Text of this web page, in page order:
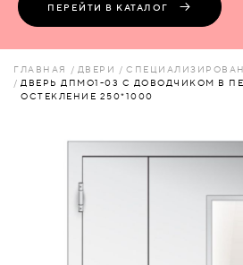
АКСЕССУАРЫ
КОМПЛЕКТУЮЩИЕ
СКУД
ПЕРЕЙТИ В КАТАЛОГ
ГЛАВНАЯ ДВЕРИ
ДВЕРЬ ДПМО1-03 С ДОВОДЧИКОМ В
ОСТЕКЛЕНИЕ 250*1000